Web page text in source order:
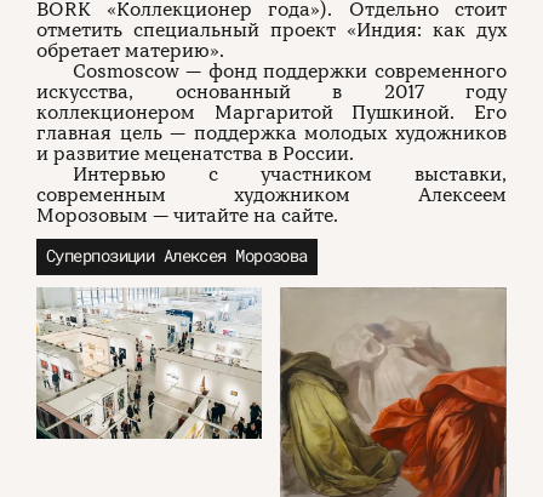
BORK «Коллекционер года»). Отдельно стоит
отметить специальный проект «Индия: как дух
обретает материю».
Cosmoscow — фонд поддержки современного
искусства, основанный в 2017 году
коллекционером Маргаритой Пушкиной. Его
главная цель — поддержка молодых художников
и развитие меценатства в России.
Интервью с участником выставки,
современным художником Алексеем
Морозовым — читайте на сайте.
Суперпозиции Алексея Морозова